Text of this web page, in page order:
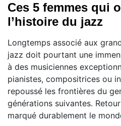
Ces 5 femmes qui
l’histoire du jazz
Longtemps associé aux
jazz doit pourtant une
à des musiciennes
pianistes, compositrices ou
repoussé les frontières du
générations suivantes.
marqué durablement le